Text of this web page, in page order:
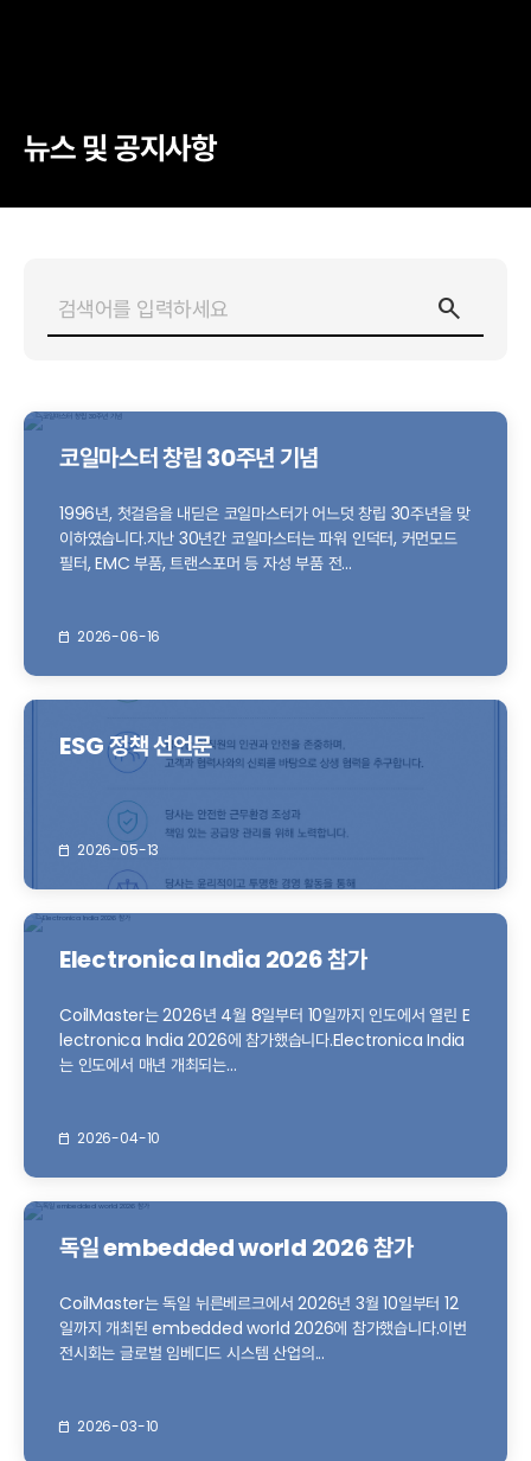
뉴스 및 공지사항
코일마스터 창립 30주년 기념
1996년, 첫걸음을 내딛은 코일마스터가 어느덧 창립 30주년을 맞
이하였습니다.지난 30년간 코일마스터는 파워 인덕터, 커먼모드
필터, EMC 부품, 트랜스포머 등 자성 부품 전...
2026-06-16
ESG 정책 선언문
2026-05-13
Electronica India 2026 참가
CoilMaster는 2026년 4월 8일부터 10일까지 인도에서 열린 E
lectronica India 2026에 참가했습니다.Electronica India
는 인도에서 매년 개최되는...
2026-04-10
독일 embedded world 2026 참가
CoilMaster는 독일 뉘른베르크에서 2026년 3월 10일부터 12
일까지 개최된 embedded world 2026에 참가했습니다.이번
전시회는 글로벌 임베디드 시스템 산업의...
2026-03-10